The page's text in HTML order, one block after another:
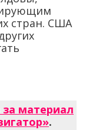
стран. США
материал
.